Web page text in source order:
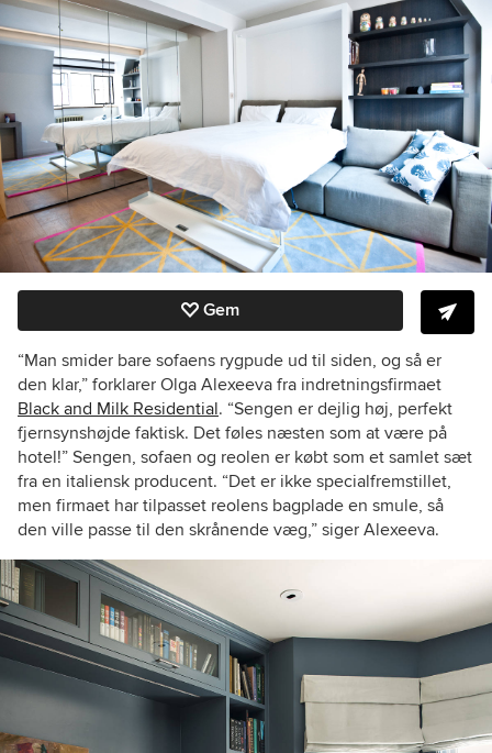
Gem
“Man smider bare sofaens rygpude ud til siden, og så er
den klar,” forklarer Olga Alexeeva fra indretningsfirmaet
Black and Milk Residential. “Sengen er dejlig høj, perfekt
fjernsynshøjde faktisk. Det føles næsten som at være på
hotel!” Sengen, sofaen og reolen er købt som et samlet sæt
fra en italiensk producent. “Det er ikke specialfremstillet,
men firmaet har tilpasset reolens bagplade en smule, så
den ville passe til den skrånende væg,” siger Alexeeva.